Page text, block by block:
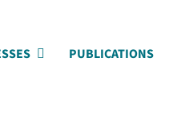
PUBLICATIONS